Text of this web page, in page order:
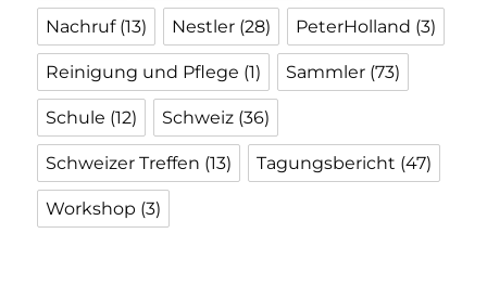
Nachruf(13) Nestler (28) PeterHolland (3)
Reinigung und Pflege (1) Sammler (73)
Schule (12) Schweiz (36)
Schweizer Treffen (13) Tagungsbericht (47)
Workshop (3)